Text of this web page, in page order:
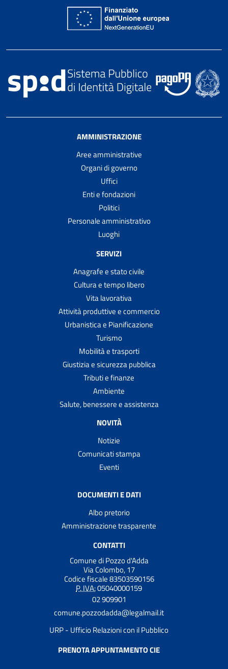
AMMINISTRAZIONE
Aree amministrative
Organi di governo
Uffici
Enti e fondazioni
Politici
Personale amministrativo
Luoghi
SERVIZI
Anagrafe e stato civile
Cultura e tempo libero
Vita lavorativa
Attività produttive e commercio
Urbanistica e Pianificazione
Turismo
Mobilità e trasporti
Giustizia e sicurezza pubblica
Tributi e finanze
Ambiente
Salute, benessere e assistenza
NOVITÀ
Notizie
Comunicati stampa
Eventi
DOCUMENTI E DATI
Albo pretorio
Amministrazione trasparente
CONTATTI
Comune di Pozzo d'Adda
Via Colombo, 17
Codice fiscale 83503590156
P. IVA:05040000159
02 909901
comune.pozzodadda@legalmail.it
URP - Ufficio Relazioni con il Pubblico
PRENOTA APPUNTAMENTO CIE